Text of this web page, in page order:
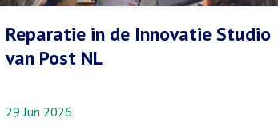
Reparatie in de Innovatie Studio
van Post NL
29 Jun 2026